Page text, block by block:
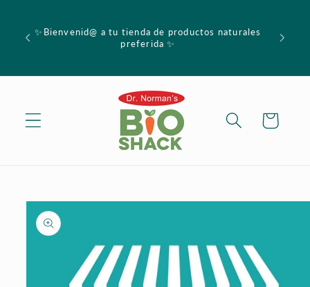
content
✨Bienvenid@ a tu tienda de productos naturales
preferida ✨
Cart
Skip to
product
information